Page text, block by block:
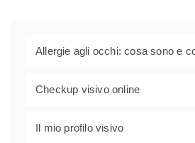
Allergie agli occhi: cosa sono e
Checkup visivo online
Il mio profilo visivo